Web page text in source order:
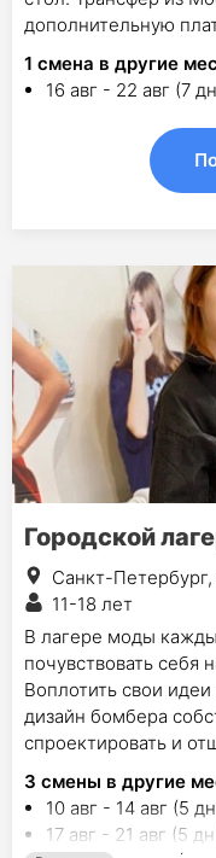
дополнительную
1 смена в другие
16 авг - 22 авг (7
Городской
Санкт-
11-18 лет
В лагере моды
почувствовать себя
Воплотить свои
дизайн бомбера
спроектировать и
3 смены в другие
10 авг - 14 авг (5
17 авг - 21 авг (5